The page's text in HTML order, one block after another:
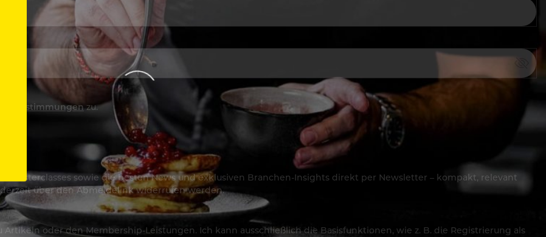
zu.
Masterclasses sowie die besten News und exklusiven Branchen-Insights direkt per Newsletter – kompakt, relevant
über den Abmeldelink widerrufen werden.
Artikeln oder den Membership-Leistungen. Ich kann ausschließlich die Basisfunktionen, wie z. B. die Registrierung als